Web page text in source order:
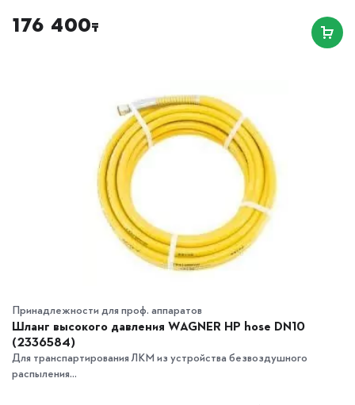
176 400₸
Принадлежности для проф. аппаратов
Шланг высокого давления WAGNER HP hose DN10
(2336584)
Для транспартирования ЛКМ из устройства безвоздушного
распыления...